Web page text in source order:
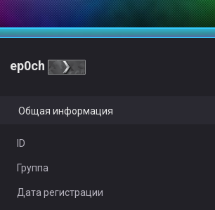
ep0ch
Общая информация
ID
Группа
Дата регистрации